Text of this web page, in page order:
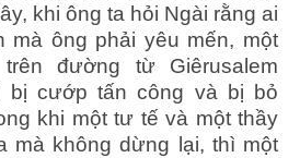
khi ông ta hỏi Ngài rằng ai
mà ông phải yêu mến, một
đường từ Giêrusalem
bị cướp tấn công và bị bỏ
khi một tư tế và một thầy
mà không dừng lại, thì một